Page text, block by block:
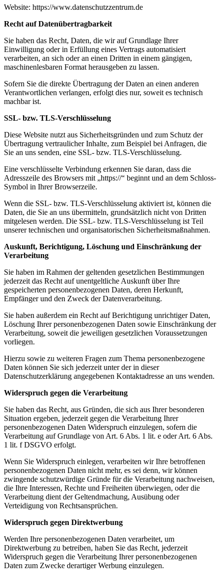
Website: https://www.datenschutzzentrum.de
Recht auf Datenübertragbarkeit
Sie haben das Recht, Daten, die wir auf Grundlage Ihrer
Einwilligung oder in Erfüllung eines Vertrags automatisiert
verarbeiten, an sich oder an einen Dritten in einem gängigen,
maschinenlesbaren Format herausgeben zu lassen.
Sofern Sie die direkte Übertragung der Daten an einen anderen
Verantwortlichen verlangen, erfolgt dies nur, soweit es technisch
machbar ist.
SSL- bzw. TLS-Verschlüsselung
Diese Website nutzt aus Sicherheitsgründen und zum Schutz der
Übertragung vertraulicher Inhalte, zum Beispiel bei Anfragen, die
Sie an uns senden, eine SSL- bzw. TLS-Verschlüsselung.
Eine verschlüsselte Verbindung erkennen Sie daran, dass die
Adresszeile des Browsers mit „https://“ beginnt und an dem Schloss-
Symbol in Ihrer Browserzeile.
Wenn die SSL- bzw. TLS-Verschlüsselung aktiviert ist, können die
Daten, die Sie an uns übermitteln, grundsätzlich nicht von Dritten
mitgelesen werden. Die SSL- bzw. TLS-Verschlüsselung ist Teil
unserer technischen und organisatorischen Sicherheitsmaßnahmen.
Auskunft, Berichtigung, Löschung und Einschränkung der
Verarbeitung
Sie haben im Rahmen der geltenden gesetzlichen Bestimmungen
jederzeit das Recht auf unentgeltliche Auskunft über Ihre
gespeicherten personenbezogenen Daten, deren Herkunft,
Empfänger und den Zweck der Datenverarbeitung.
Sie haben außerdem ein Recht auf Berichtigung unrichtiger Daten,
Löschung Ihrer personenbezogenen Daten sowie Einschränkung der
Verarbeitung, soweit die jeweiligen gesetzlichen Voraussetzungen
vorliegen.
Hierzu sowie zu weiteren Fragen zum Thema personenbezogene
Daten können Sie sich jederzeit unter der in dieser
Datenschutzerklärung angegebenen Kontaktadresse an uns wenden.
Widerspruch gegen die Verarbeitung
Sie haben das Recht, aus Gründen, die sich aus Ihrer besonderen
Situation ergeben, jederzeit gegen die Verarbeitung Ihrer
personenbezogenen Daten Widerspruch einzulegen, sofern die
Verarbeitung auf Grundlage von Art. 6 Abs. 1 lit. e oder Art. 6 Abs.
1 lit. f DSGVO erfolgt.
Wenn Sie Widerspruch einlegen, verarbeiten wir Ihre betroffenen
personenbezogenen Daten nicht mehr, es sei denn, wir können
zwingende schutzwürdige Gründe für die Verarbeitung nachweisen,
die Ihre Interessen, Rechte und Freiheiten überwiegen, oder die
Verarbeitung dient der Geltendmachung, Ausübung oder
Verteidigung von Rechtsansprüchen.
Widerspruch gegen Direktwerbung
Werden Ihre personenbezogenen Daten verarbeitet, um
Direktwerbung zu betreiben, haben Sie das Recht, jederzeit
Widerspruch gegen die Verarbeitung Ihrer personenbezogenen
Daten zum Zwecke derartiger Werbung einzulegen.